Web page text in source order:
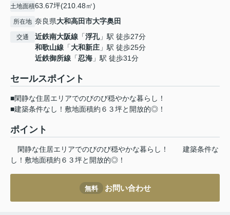
土地面積63.67坪(210.48㎡)
所在地 奈良県大和高田市大字奥田
交通 近鉄南大阪線 「浮孔」駅 徒歩27分
和歌山線 「大和新庄 」駅 徒歩25分
近鉄御所線 「忍海 」駅 徒歩31分
セールスポイント
■閑静な住居エリアでのびのび穏やかな暮らし！
■建築条件なし！敷地面積約６３坪と開放的◎！
ポイント
閑静な住居エリアでのびのび穏やかな暮らし！
建築条件な
し！敷地面積約６３坪と開放的◎！
無料 お問い合わせ